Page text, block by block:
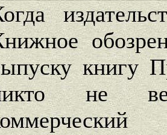
книгу
не